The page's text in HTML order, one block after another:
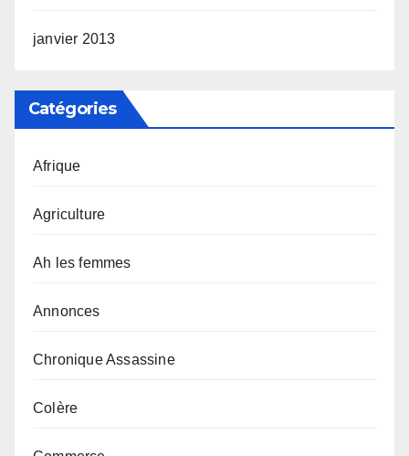
janvier 2013
Catégories
Afrique
Agriculture
Ah les femmes
Annonces
Chronique Assassine
Colère